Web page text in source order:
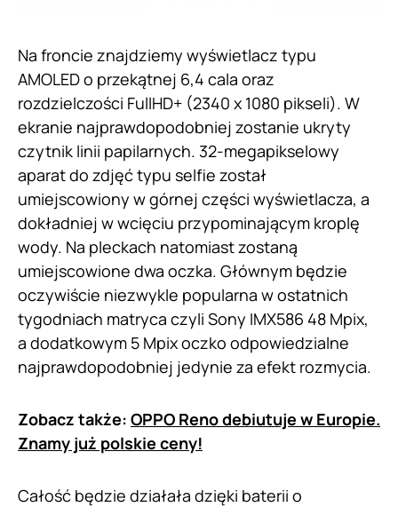
Na froncie znajdziemy wyświetlacz typu
AMOLED o przekątnej 6,4 cala oraz
rozdzielczości FullHD+ (2340 x 1080 pikseli). W
ekranie najprawdopodobniej zostanie ukryty
czytnik linii papilarnych. 32-megapikselowy
aparat do zdjęć typu selfie został
umiejscowiony w górnej części wyświetlacza, a
dokładniej w wcięciu przypominającym kroplę
wody. Na pleckach natomiast zostaną
umiejscowione dwa oczka. Głównym będzie
oczywiście niezwykle popularna w ostatnich
tygodniach matryca czyli Sony IMX586 48 Mpix,
a dodatkowym 5 Mpix oczko odpowiedzialne
najprawdopodobniej jedynie za efekt rozmycia.
Zobacz także: OPPO Reno debiutuje w Europie.
Znamy już polskie ceny!
Całość będzie działała dzięki baterii o